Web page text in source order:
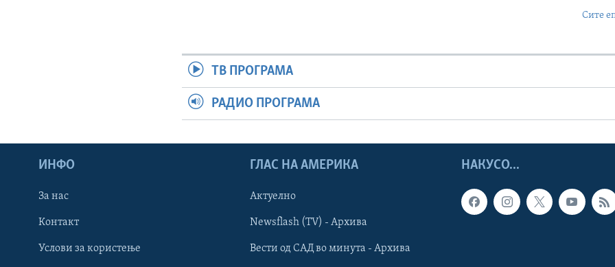
Learning English
Сите
ТВ ПРОГРАМА
РАДИО ПРОГРАМА
НАКУСО...
ИНФО
За нас
Контакт
Услови за користење
ГЛАС НА АМЕРИКА
Актуелно
Newsflash (TV) - Архива
Вести од САД во минута - Архива